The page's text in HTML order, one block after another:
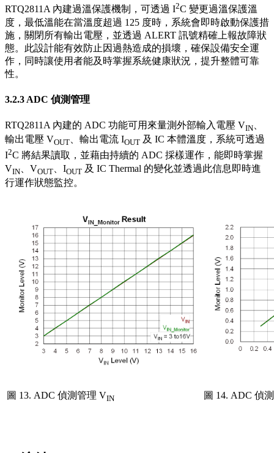
RTQ2811A 內建過溫保護機制，可透過 I2C 變更過溫保護溫
度，最低溫能在當溫度超過 125 度時，系統會即時啟動保護措
施，關閉所有輸出電壓，並透過 ALERT 訊號精確上報故障狀
態。此設計能有效防止因過熱造成的損壞，確保設備安全運
作，同時讓使用者能及時掌握系統健康狀況，提升整體可靠
性。
3.2.3 ADC 偵測管理
RTQ2811A 內建的 ADC 功能可用來量測外部輸入電壓 VIN
輸出電壓 VOUT 、輸出電流 IOUT 及 IC 本體溫度，系統可透過
I2C 將結果讀取，並藉由持續的 ADC 採樣運作，能即時掌握
VIN 、VOUT 、IOUT 及 IC Thermal 的變化並透過此信息即時進
行運作狀態監控。
圖 13. ADC 偵測管理 VIN 圖 14. ADC 偵